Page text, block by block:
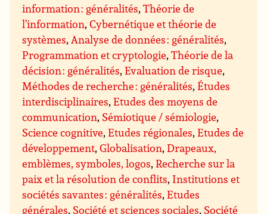
information : généralités,Théorie de
l’information,Cybernétique et théorie de
systèmes,Analyse de données : généralités,
Programmation et cryptologie,Théorie de la
décision : généralités,Evaluation de risque,
Méthodes de recherche : généralités,Études
interdisciplinaires,Etudes des moyens de
communication, Sémiotique / sémiologie,
Science cognitive,Etudes régionales,Etudes de
développement,Globalisation,Drapeaux,
emblèmes, symboles, logos,Recherche sur la
paix et la résolution de conflits, Institutions et
sociétés savantes : généralités,Etudes
générales, Société et sciences sociales, Société